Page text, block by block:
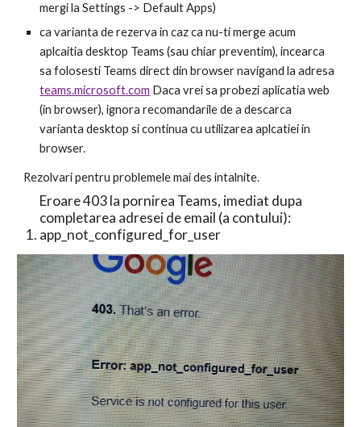
mergi la Settings -> Default Apps)
ca varianta de rezerva in caz ca nu-ti merge acum
aplcaitia desktop Teams (sau chiar preventim), incearca
teams.microsoft.com Daca vrei sa probezi aplicatia web
(in browser), ignora recomandarile de a descarca
varianta desktop si continua cu utilizarea aplcatiei in
browser.
Rezolvari pentru problemele mai des intalnite.
Eroare 403 la pornirea Teams, imediat dupa
completarea adresei de email (a contului):
app_not_configured_for_user